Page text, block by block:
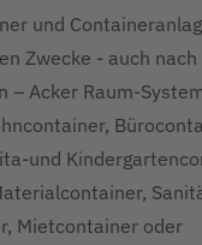
und
Zwecke - auch
– Acker Raum-
und
Mietcontainer oder